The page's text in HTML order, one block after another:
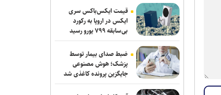
قیمت ایکس‌باکس سری
ایکس در اروپا به رکورد
بی‌سابقه ۷۹۹ یورو رسید
ضبط صدای بیمار توسط
پزشک؛ هوش مصنوعی
جایگزین پرونده کاغذی شد